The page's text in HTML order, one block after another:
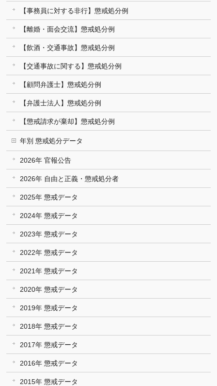
【事務員に対する非行】懲戒処分例
【離婚・面会交流】懲戒処分例
【飲酒・交通事故】懲戒処分例
【交通事故に関する】懲戒処分例
【顧問弁護士】懲戒処分例
【弁護士法人】懲戒処分例
【懲戒請求が棄却】懲戒処分例
年別 懲戒処分データ
2026年 官報公告
2026年 自由と正義・懲戒処分者
2025年 懲戒データ
2024年 懲戒データ
2023年 懲戒データ
2022年 懲戒データ
2021年 懲戒データ
2020年 懲戒データ
2019年 懲戒データ
2018年 懲戒データ
2017年 懲戒データ
2016年 懲戒データ
2015年 懲戒データ